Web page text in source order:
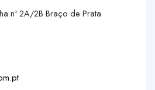
nº 2A/2B Braço de Prata